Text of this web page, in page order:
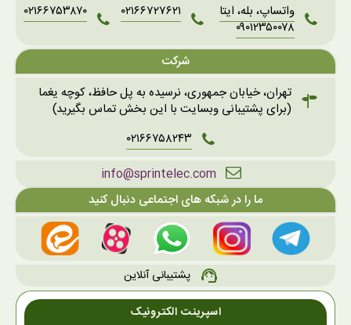
واتساپ، بله، ایتا
۰۹۰۱۲۳۵۰۰۷۸
۰۲۱۶۶۷۲۷۶۲۱ ۰۲۱۶۶۷۵۳۸۷۰
شرکت
تهران، خیابان جمهوری، نرسیده به پل حافظ، کوچه یغما
(برای پشتیبانی وبسایت با این بخش تماس بگیرید)
۰۲۱۶۶۷۵۸۲۴۳
info@sprintelec.com
ما را در شبکه های اجتماعی دنبال کنید
support_agent
پشتیبانی آنلاین
اسپرینت الکترونیک